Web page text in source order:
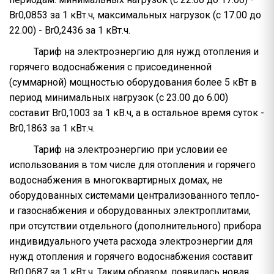
Br0,0853 за 1 кВт.ч, максимальных нагрузок (с 17.00 до
22.00) - Br0,2436 за 1 кВт.ч.
Тариф на электроэнергию для нужд отопления и
горячего водоснабжения с присоединенной
(суммарной) мощностью оборудования более 5 кВт в
период минимальных нагрузок (с 23.00 до 6.00)
составит Br0,1003 за 1 кВ.ч, а в остальное время суток -
Br0,1863 за 1 кВт.ч.
Тариф на электроэнергию при условии ее
использования в том числе для отопления и горячего
водоснабжения в многоквартирных домах, не
оборудованных системами централизованного тепло-
и газоснабжения и оборудованных электроплитами,
при отсутствии отдельного (дополнительного) прибора
индивидуального учета расхода электроэнергии для
нужд отопления и горячего водоснабжения составит